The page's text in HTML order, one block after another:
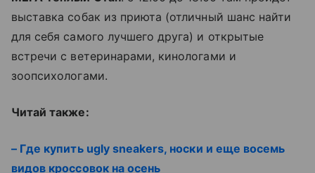
выставка собак из приюта (отличный шанс найти
для себя самого лучшего друга) и открытые
встречи с ветеринарами, кинологами и
зоопсихологами.
Читай также:
– Где купить ugly sneakers, носки и еще восемь
видов кроссовок на осень